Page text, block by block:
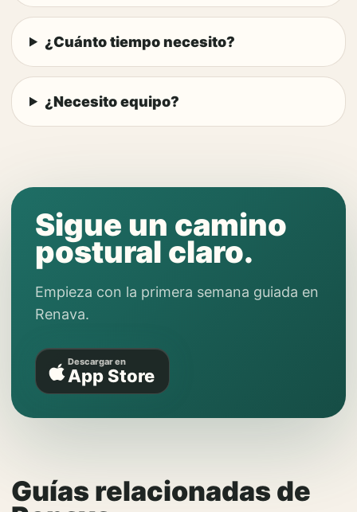
¿Cuánto tiempo necesito?
¿Necesito equipo?
Sigue un camino
postural claro.
Empieza con la primera semana guiada en
Renava.
Descargar en
App Store
Guías relacionadas de